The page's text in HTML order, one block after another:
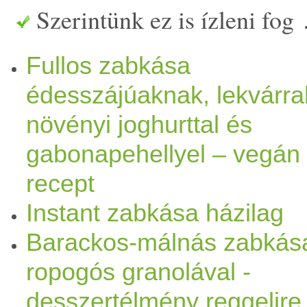
iránti vágyadattermészetes
Jógatáborokban gyakran ez
ízesítjük, hanem mindenki
finomságokatkókuszt,
magvakat, karobot,
annak, mi mindent tudsz
Gluténmentesdiétában
el. hozzávalók 1 személyre
Szerintünk ez is ízleni
Fullos zabkása
édesszájúaknak,
növényi joghurttal és
gabonapehellyel – vegán
recept
Instant zabkása házilag
Barackos-málnás
ropogós granolával -
desszertélmény reggelire